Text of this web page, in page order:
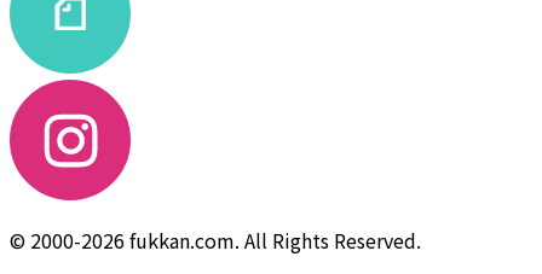
© 2000-2026 fukkan.com. All Rights Reserved.